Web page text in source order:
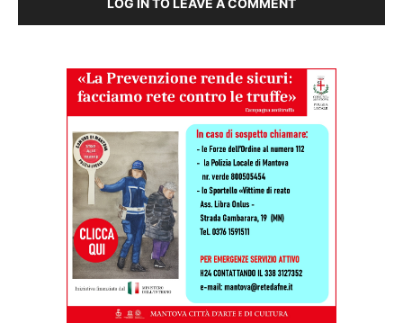
LOG IN TO LEAVE A COMMENT